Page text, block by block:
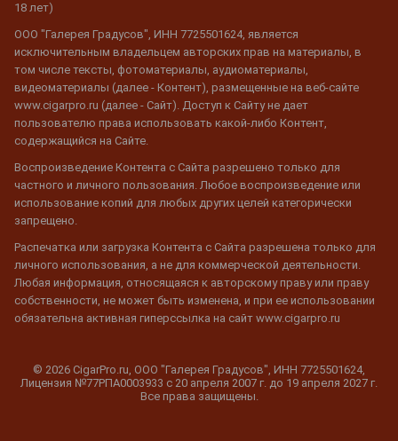
18 лет)
ООО "Галерея Градусов", ИНН 7725501624, является
исключительным владельцем авторских прав на материалы, в
том числе тексты, фотоматериалы, аудиоматериалы,
видеоматериалы (далее - Контент), размещенные на веб-сайте
www.cigarpro.ru (далее - Сайт). Доступ к Сайту не дает
пользователю права использовать какой-либо Контент,
содержащийся на Сайте.
Воспроизведение Контента с Сайта разрешено только для
частного и личного пользования. Любое воспроизведение или
использование копий для любых других целей категорически
запрещено.
Распечатка или загрузка Контента с Сайта разрешена только для
личного использования, а не для коммерческой деятельности.
Любая информация, относящаяся к авторскому праву или праву
собственности, не может быть изменена, и при ее использовании
обязательна активная гиперссылка на сайт www.cigarpro.ru
© 2026 CigarPro.ru, ООО "Галерея Градусов", ИНН 7725501624,
Лицензия №77РПА0003933 c 20 апреля 2007 г. до 19 апреля 2027 г.
Все права защищены.